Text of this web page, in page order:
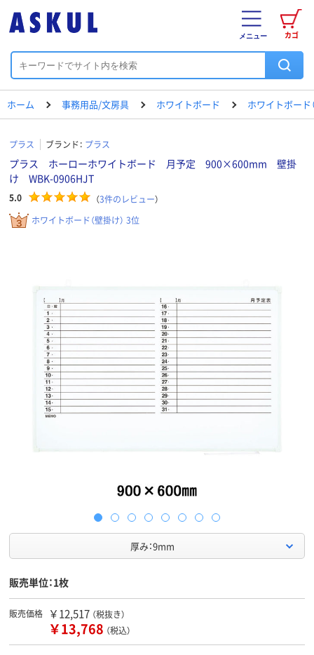
カゴ
メニュー
ホーム 事務用品/文房具 ホワイトボード ホワイトボード
プラス ブランド： プラス
プラス ホーローホワイトボード 月予定 900×600mm 壁掛
け WBK-0906HJT
5.0 （3件のレビュー）
ホワイトボード（壁掛け） 3位
厚み：9mm
販売単位：1枚
販売価格 ￥12,517 （税抜き）
￥13,768 （税込）